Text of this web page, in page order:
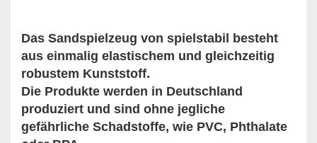
Das Sandspielzeug von spielstabil besteht
aus einmalig elastischem und gleichzeitig
robustem Kunststoff.
Die Produkte werden in Deutschland
produziert und sind ohne jegliche
gefährliche Schadstoffe, wie PVC, Phthalate